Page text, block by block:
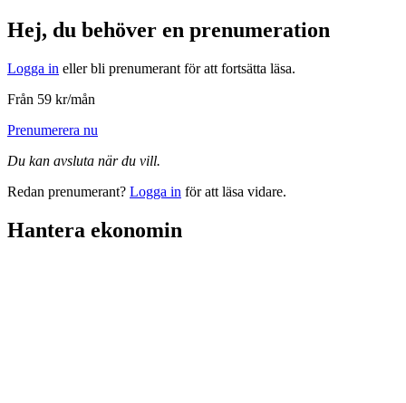
Hej, du behöver en prenumeration
Logga in eller bli prenumerant för att fortsätta läsa.
Från 59 kr/mån
Prenumerera nu
Du kan avsluta när du vill.
Redan prenumerant? Logga in för att läsa vidare.
Hantera ekonomin